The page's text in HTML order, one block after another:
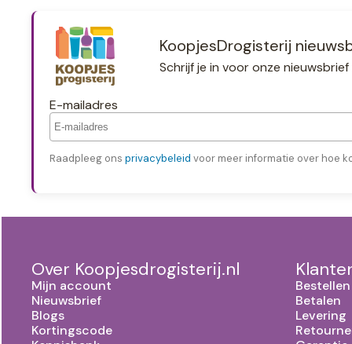
KoopjesDrogisterij
Schrijf je in voor onze
E-mailadres
Raadpleeg ons privacybeleid voor meer informatie over hoe
Over Koopjesdrogisterij.nl
Mijn account
Nieuwsbrief
Blogs
Kortingscode
Bestellen
Betalen
Levering